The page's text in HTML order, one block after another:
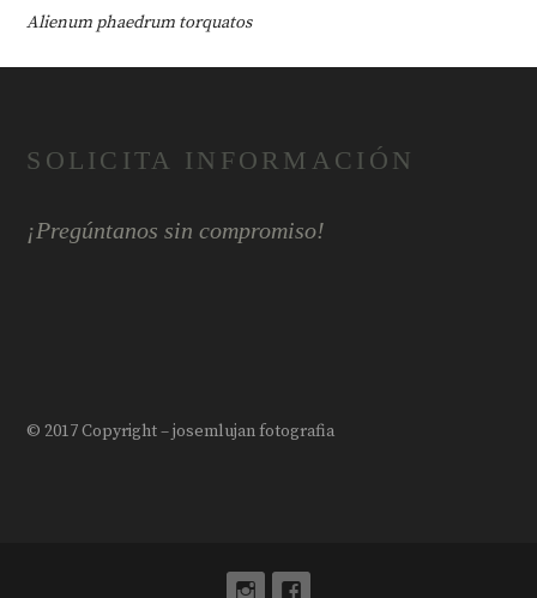
Alienum phaedrum torquatos
SOLICITA INFORMACIÓN
¡Pregúntanos sin compromiso!
© 2017 Copyright – josemlujan fotografia